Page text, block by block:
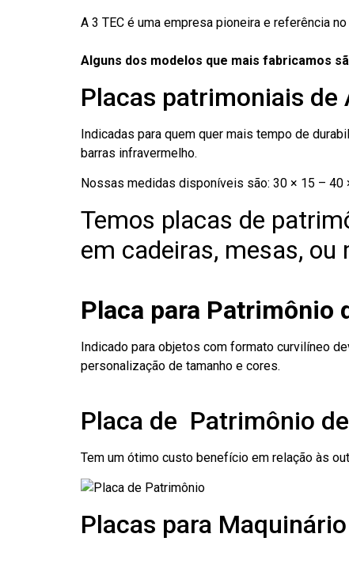
A 3 TEC é uma empresa pioneira e referência
Alguns dos modelos que mais fabricamos
Placas patrimoniais
Indicadas para quem quer mais tempo de
barras infravermelho.
Nossas medidas disponíveis são: 30 × 15 –
Temos placas de
em cadeiras, mesas,
Placa para Patrimônio
Indicado para objetos com formato curvilíneo
personalização de tamanho e cores.
Placa de Patrimônio
Tem um ótimo custo benefício em relação às
Placas para